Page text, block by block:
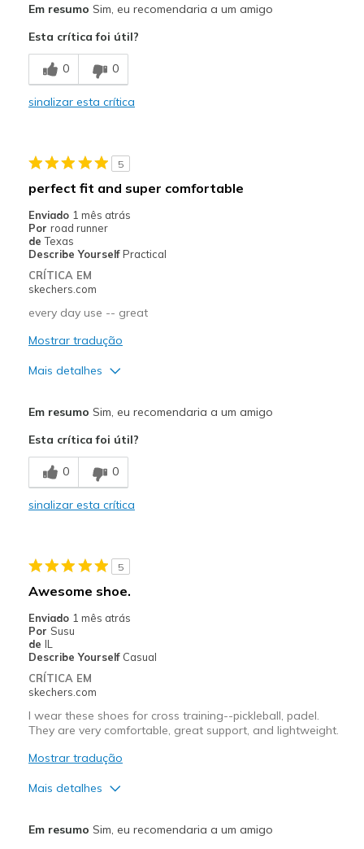
Breathe Well
Comfortable
Melhores utilizações
Travel
Width
Sizing
View On Shoes
I'm Into Shoes
Em resumo Sim, eu recomendaria a um amigo
Esta crítica foi útil?
0 0
sinalizar esta crítica
5
perfect fit and super comfortable
Enviado 1 mês atrás
Por road runner
de Texas
Describe Yourself Practical
CRÍTICA EM
skechers.com
every day use -- great
Mostrar tradução
Mais detalhes
Melhores utilizações
Going Out
View On Shoes
Shoes are for Wearing
Em resumo Sim, eu recomendaria a um amigo
Esta crítica foi útil?
0 0
sinalizar esta crítica
5
Awesome shoe.
Enviado 1 mês atrás
Por Susu
de IL
Describe Yourself Casual
CRÍTICA EM
skechers.com
I wear these shoes for cross training--pickleball, padel.
They are very comfortable, great support, and lightweight.
Mostrar tradução
Mais detalhes
Em resumo Sim, eu recomendaria a um amigo